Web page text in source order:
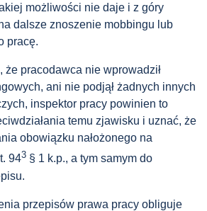
możliwości nie daje i z góry
dalsze znoszenie mobbingu lub
pracę.
że pracodawca nie wprowadził
ani nie podjął żadnych innych
inspektor pracy powinien to
temu zjawisku i uznać, że
obowiązku nałożonego na
943 § 1 k.p., a tym samym do
przepisów prawa pracy obliguje